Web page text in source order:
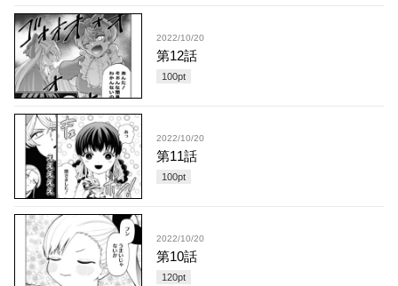
2022/10/20
第12話
100pt
2022/10/20
第11話
100pt
2022/10/20
第10話
120pt